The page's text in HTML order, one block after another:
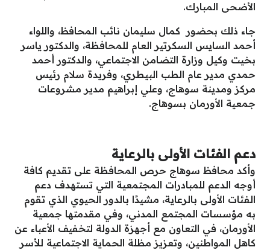
الأضحى المبارك.
جاء ذلك بحضور كمال سليمان نائب المحافظ، واللواء
أحمد السايس السكرتير العام للمحافظة، والدكتور ياسر
بخيت وكيل وزارة التضامن الاجتماعي، والدكتور أحمد
حمدي مدير عام الطب البيطري، وفريدة سلام رئيس
مركز ومدينة سوهاج، وعلي إبراهيم مدير مشروعات
جمعية الأورمان بسوهاج.
دعم الفئات الأولى بالرعاية
وأكد محافظ سوهاج حرص المحافظة على تقديم كافة
أوجه الدعم للمبادرات المجتمعية التي تستهدف دعم
الفئات الأولى بالرعاية، مشيدًا بالدور الحيوي الذي تقوم
به مؤسسات المجتمع المدني، وفي مقدمتها جمعية
الأورمان، في التعاون مع أجهزة الدولة لتخفيف الأعباء عن
كاهل المواطنين، وتعزيز مظلة الحماية الاجتماعية للأسر